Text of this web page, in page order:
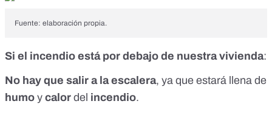
Fuente: elaboración propia.
Si el incendio está por debajo de nuestra vivienda:
No hay que salir a la escalera, ya que estará llena de
humo y calor del incendio.